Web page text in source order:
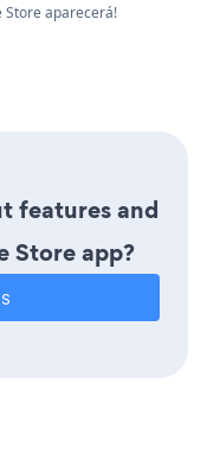
Store aparecerá!
features and
Store app?